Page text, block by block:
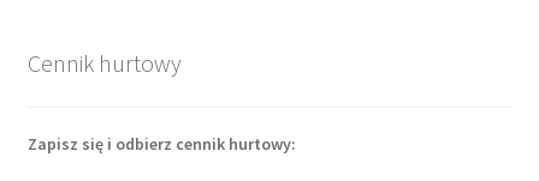
Cennik hurtowy
Zapisz się i odbierz cennik hurtowy: